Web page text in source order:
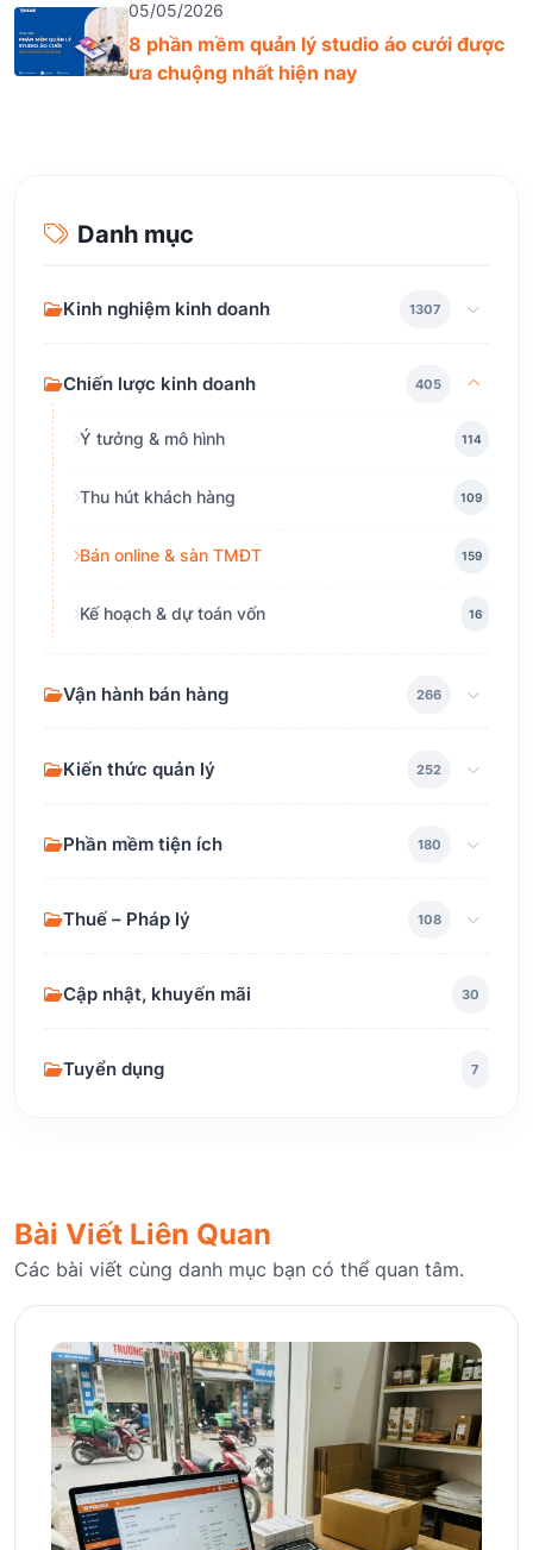
05/05/2026
8 phần mềm quản lý studio áo cưới được
ưa chuộng nhất hiện nay
Danh mục
Kinh nghiệm kinh doanh 1307
Chiến lược kinh doanh 405
Ý tưởng & mô hình 114
Thu hút khách hàng 109
Bán online & sàn TMĐT 159
Kế hoạch & dự toán vốn 16
Vận hành bán hàng 266
Kiến thức quản lý 252
Phần mềm tiện ích 180
Thuế – Pháp lý 108
Cập nhật, khuyến mãi 30
Tuyển dụng 7
Bài Viết Liên Quan
Các bài viết cùng danh mục bạn có thể quan tâm.